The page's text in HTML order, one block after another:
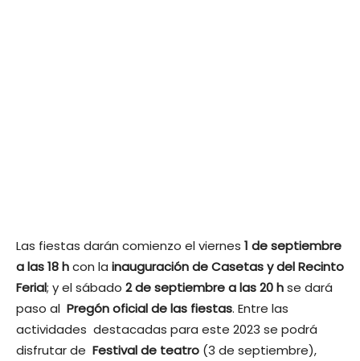
Las fiestas darán comienzo el viernes 1 de septiembre
a las 18 hcon la inauguración de Casetas y del Recinto
Ferial; y el sábado 2 de septiembre a las 20 hse dará
paso al Pregón oficial de las fiestas. Entre las
actividades destacadas para este 2023 se podrá
disfrutar de Festival de teatro (3 de septiembre),